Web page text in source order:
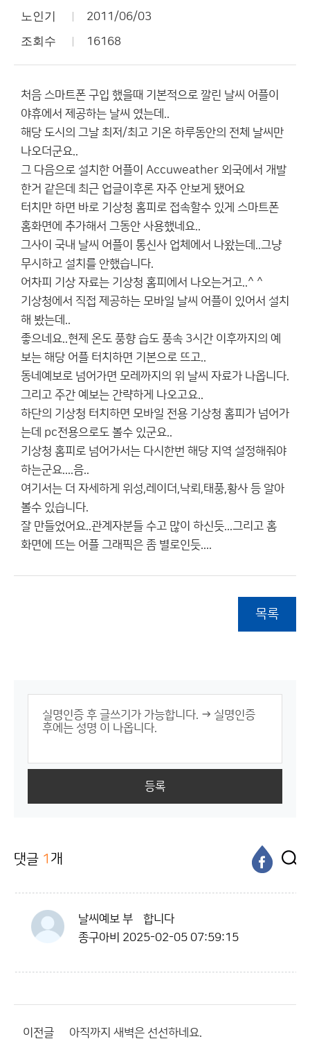
노인기 2011/06/03
조회수 16168
처음 스마트폰 구입 했을때 기본적으로 깔린 날씨 어플이
야휴에서 제공하는 날씨 였는데..
해당 도시의 그날 최저/최고 기온 하루동안의 전체 날씨만
나오더군요..
그 다음으로 설치한 어플이 Accuweather 외국에서 개발
한거 같은데 최근 업글이후론 자주 안보게 됐어요
터치만 하면 바로 기상청 홈피로 접속할수 있게 스마트폰
홈화면에 추가해서 그동안 사용했네요..
그사이 국내 날씨 어플이 통신사 업체에서 나왔는데..그냥
무시하고 설치를 안했습니다.
어차피 기상 자료는 기상청 홈피에서 나오는거고..^ ^
기상청에서 직접 제공하는 모바일 날씨 어플이 있어서 설치
해 봤는데..
좋으네요..현제 온도 풍향 습도 풍속 3시간 이후까지의 예
보는 해당 어플 터치하면 기본으로 뜨고..
동네예보로 넘어가면 모레까지의 위 날씨 자료가 나옵니다.
그리고 주간 예보는 간략하게 나오고요..
하단의 기상청 터치하면 모바일 전용 기상청 홈피가 넘어가
는데 pc전용으로도 볼수 있군요..
기상청 홈피로 넘어가서는 다시한번 해당 지역 설정해줘야
하는군요....음..
여기서는 더 자세하게 위성,레이더,낙뢰,태풍,황사 등 알아
볼수 있습니다.
잘 만들었어요..관계자분들 수고 많이 하신듯...그리고 홈
화면에 뜨는 어플 그래픽은 좀 별로인듯....
목록
등록
댓글 1 개
날씨예보 부탇합니다
종구아비 2025-02-05 07:59:15
이전글 아직까지 새벽은 선선하네요.